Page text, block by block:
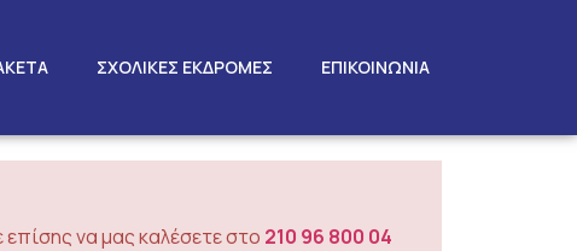
ΣΧΟΛΙΚΕΣ ΕΚΔΡΟΜΕΣ ΕΠΙΚΟΙΝΩΝΙΑ
να μας καλέσετε στο 210 96 800 04